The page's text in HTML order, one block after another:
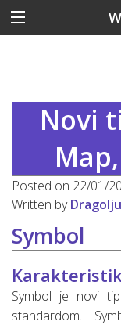
Novi
Posted on 22/01/
Written by
Symbol
Symbol je novi
standardom.